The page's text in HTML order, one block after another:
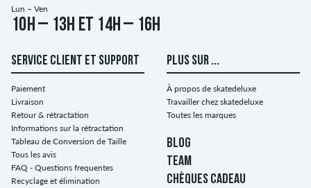
Lun – Ven
10h – 13h et 14h – 16h
SERVICE CLIENT ET SUPPORT
Paiement
Livraison
Retour & rétractation
Informations sur la rétractation
Tableau de Conversion de Taille
Tous les avis
FAQ - Questions frequentes
Recyclage et élimination
PLUS SUR ...
À propos de skatedeluxe
Travailler chez skatedeluxe
Toutes les marques
BLOG
TEAM
CHÈQUES CADEAU